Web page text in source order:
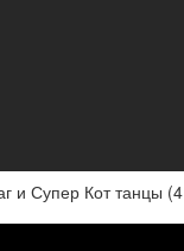
и Супер Кот танцы (4